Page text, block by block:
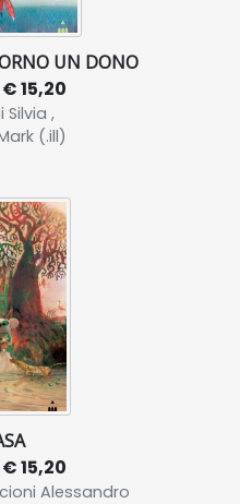
UN DONO
€ 15,20
Silvia ,
(.ill)
€ 15,20
Alessandro